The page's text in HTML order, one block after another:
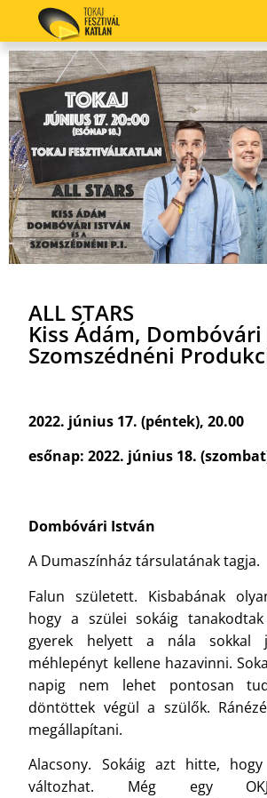
ALL STARS
Kiss Ádám,
Szomszédnéni
2022. június 17. (péntek), 20.00
esőnap: 2022. június 18.
Dombóvári István
A Dumaszínház társulatának tagja.
Falun született. Kisbabának
hogy a szülei sokáig
gyerek helyett a nála sokkal
méhlepényt kellene hazavinni.
napig nem lehet pontosan
döntöttek végül a szülők.
megállapítani.
Alacsony. Sokáig azt hitte,
változhat. Még egy